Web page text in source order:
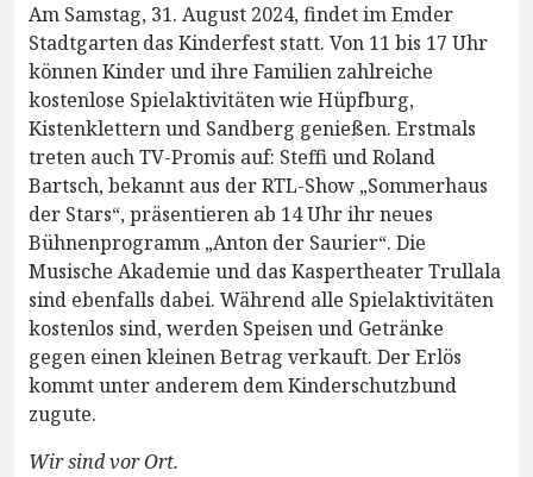
Am Samstag, 31. August 2024, findet im Emder
Stadtgarten das Kinderfest statt. Von 11 bis 17 Uhr
können Kinder und ihre Familien zahlreiche
kostenlose Spielaktivitäten wie Hüpfburg,
Kistenklettern und Sandberg genießen. Erstmals
treten auch TV-Promis auf: Steffi und Roland
Bartsch, bekannt aus der RTL-Show „Sommerhaus
der Stars“, präsentieren ab 14 Uhr ihr neues
Bühnenprogramm „Anton der Saurier“. Die
Musische Akademie und das Kaspertheater Trullala
sind ebenfalls dabei. Während alle Spielaktivitäten
kostenlos sind, werden Speisen und Getränke
gegen einen kleinen Betrag verkauft. Der Erlös
kommt unter anderem dem Kinderschutzbund
zugute.
Wir sind vor Ort.